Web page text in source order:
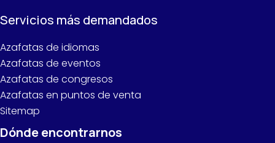
Servicios más demandados
Azafatas de idiomas
Azafatas de eventos
Azafatas de congresos
Azafatas en puntos de venta
Sitemap
Dónde encontrarnos